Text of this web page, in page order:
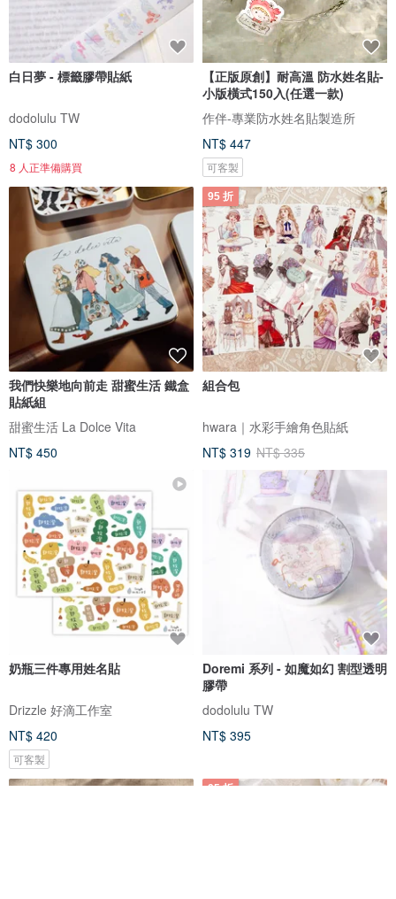
白日夢 - 標籤膠帶貼紙
dodolulu TW
NT$ 300
8 人正準備購買
【正版原創】耐高溫 防水姓名貼-
小版橫式150入(任選一款)
作伴-專業防水姓名貼製造所
NT$ 447
可客製
我們快樂地向前走 甜蜜生活 鐵盒
貼紙組
甜蜜生活 La Dolce Vita
NT$ 450
95 折
組合包
hwara｜水彩手繪角色貼紙
NT$ 319 NT$ 335
奶瓶三件專用姓名貼
Drizzle 好滴工作室
NT$ 420
可客製
Doremi 系列 - 如魔如幻 割型透明
膠帶
dodolulu TW
NT$ 395
95 折